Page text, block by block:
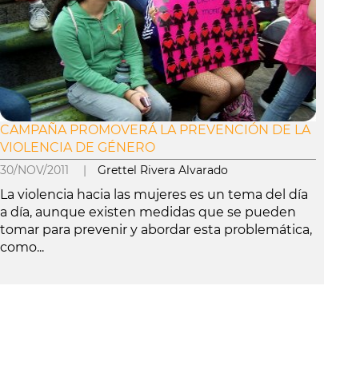
CAMPAÑA PROMOVERÁ LA PREVENCIÓN DE LA
VIOLENCIA DE GÉNERO
30/NOV/2011 |Grettel Rivera Alvarado
La violencia hacia las mujeres es un tema del día
a día, aunque existen medidas que se pueden
tomar para prevenir y abordar esta problemática,
como...